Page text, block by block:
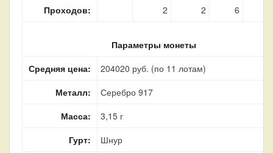
Проходов: 2 2 6
Параметры монеты
Средняя цена:
204020 руб. (по 11 лотам)
Металл:
Серебро 917
Масса:
3,15 г
Гурт:
Шнур